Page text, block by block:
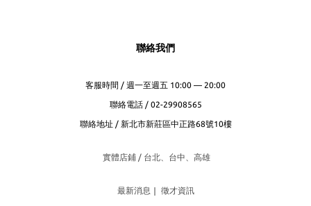
聯絡我們
客服時間 / 週一至週五 10:00 — 20:00
聯絡電話 / 02-29908565
聯絡地址 / 新北市新莊區中正路68號10樓
實體店鋪 / 台北、台中、高雄
最新消息 徵才資訊